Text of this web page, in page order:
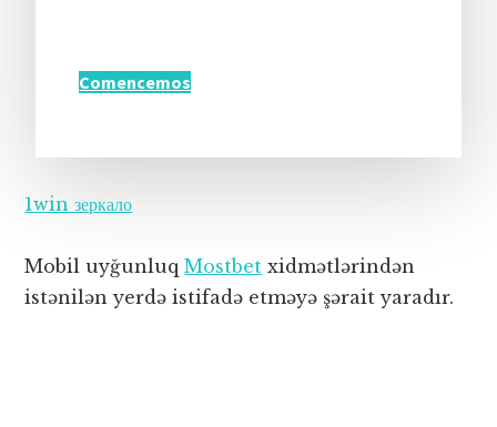
Comencemos
1win зеркало
Mobil uyğunluqMostbet xidmətlərindən
istənilən yerdə istifadə etməyə şərait yaradır.